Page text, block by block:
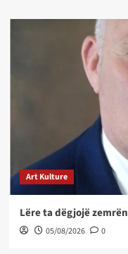
Art Kulture
Lëre ta dëgjojë zemrën
05/08/2026 0